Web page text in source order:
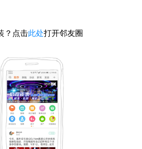
？点击此处打开邻友圈